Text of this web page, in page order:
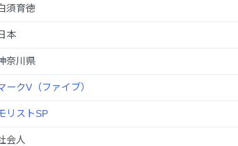
須育徳
本
奈川県
ークV（ファイブ）
リストSP
会人